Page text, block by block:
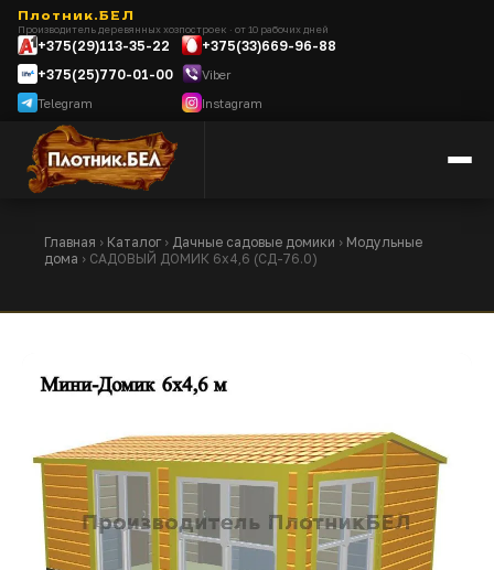
Плотник.БЕЛ
Производитель деревянных хозпостроек · от 10 рабочих дней
+375(29)113-35-22
+375(33)669-96-88
+375(25)770-01-00
Viber
Telegram
Instagram
Главная › Каталог› Дачные садовые домики › Модульные
дома › САДОВЫЙ ДОМИК 6х4,6 (СД-76.0)